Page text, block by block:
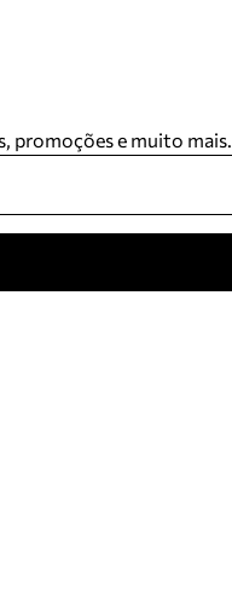
promoções e muito mais.